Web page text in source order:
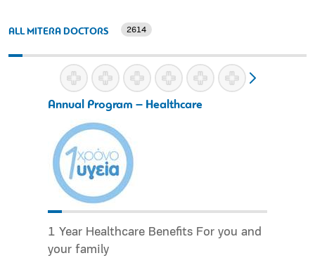
ALL MITERA DOCTORS 2614
Annual Program – Healthcare
1 Year Healthcare Benefits For you and
your family